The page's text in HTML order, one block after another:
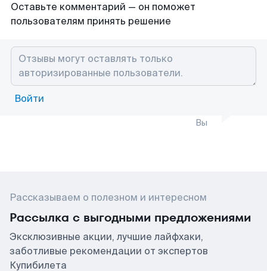
Оставьте комментарий — он поможет
пользователям принять решение
Войти
Вы
Рассказываем о полезном и интересном
Рассылка с выгодными предложениями
Эксклюзивные акции, лучшие лайфхаки,
заботливые рекомендации от экспертов
Купибилета